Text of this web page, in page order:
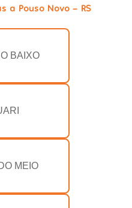
a Pouso Novo - RS
BAIXO
MEIO